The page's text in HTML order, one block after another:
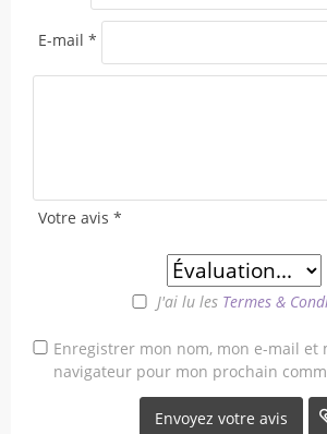
Votre avis *
J'ai lu les Termes &
E-mail *
Enregistrer mon nom, mon e-mail et
navigateur pour mon prochain